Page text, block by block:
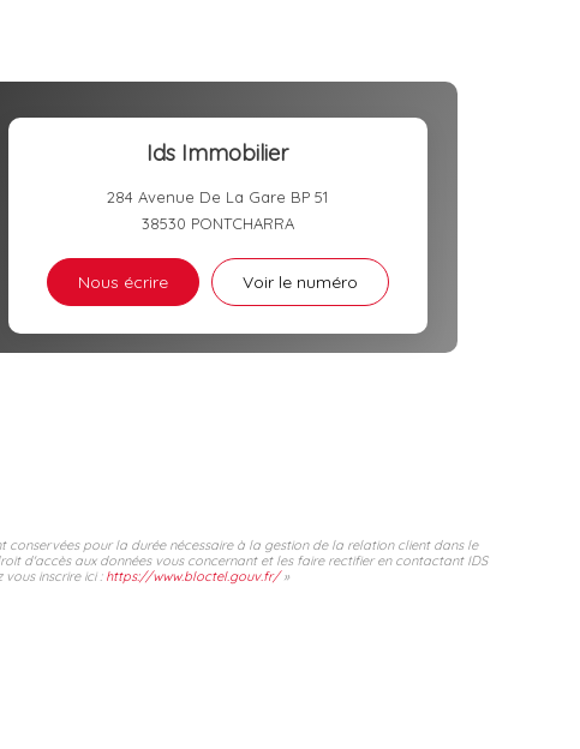
Ids Immobilier
284 Avenue De La Gare BP 51
38530 PONTCHARRA
Nous écrire Voir le numéro
conservées pour la durée nécessaire à la gestion de la relation client dans le
d'accès aux données vous concernant et les faire rectifier en contactant IDS
inscrire ici : https://www.bloctel.gouv.fr/»